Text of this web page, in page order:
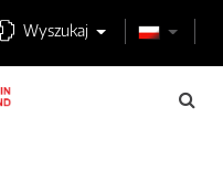
Wyszukaj